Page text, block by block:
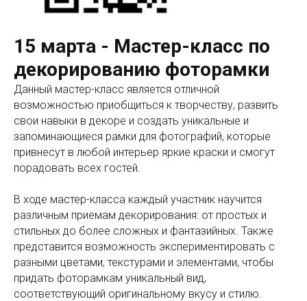
15 марта - Мастер-класс по
декорированию фоторамки
Данный мастер-класс является отличной
возможностью приобщиться к творчеству, развить
свои навыки в декоре и создать уникальные и
запоминающиеся рамки для фотографий, которые
привнесут в любой интерьер яркие краски и смогут
порадовать всех гостей.
В ходе мастер-класса каждый участник научится
различным приемам декорирования: от простых и
стильных до более сложных и фантазийных. Также
представится возможность экспериментировать с
разными цветами, текстурами и элементами, чтобы
придать фоторамкам уникальный вид,
соответствующий оригинальному вкусу и стилю.